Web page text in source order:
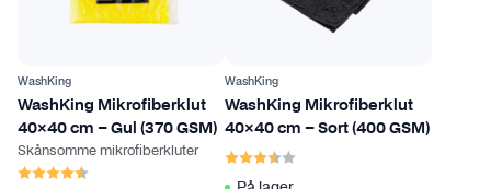
a
r
i
a
WashKing
WashKing Mikrofiberklut
40×40 cm – Gul (370 GSM)
Skånsomme mikrofiberkluter
Karakter:
WashKing
WashKing Mikrofiberklut
40×40 cm – Sort (400 GSM)
Karakter: